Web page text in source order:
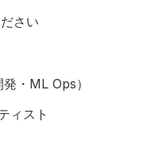
さい
・ML Ops）
ィスト